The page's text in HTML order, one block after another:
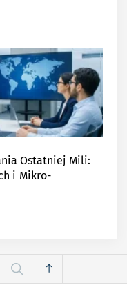
Ostatniej Mili:
i Mikro-